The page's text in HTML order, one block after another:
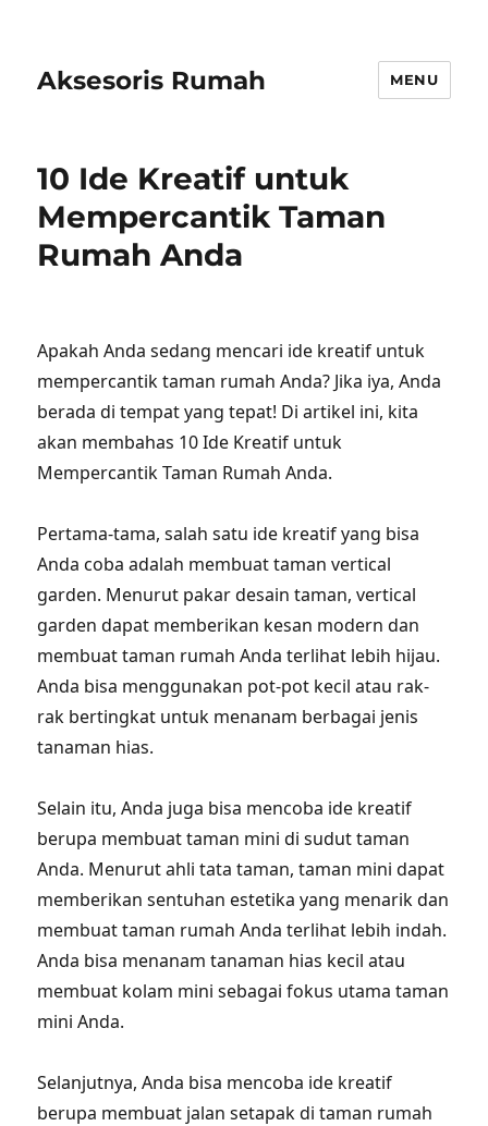
Aksesoris Rumah MENU
10 Ide Kreatif untuk
Mempercantik Taman
Rumah Anda
Apakah Anda sedang mencari ide kreatif untuk
mempercantik taman rumah Anda? Jika iya, Anda
berada di tempat yang tepat! Di artikel ini, kita
akan membahas 10 Ide Kreatif untuk
Mempercantik Taman Rumah Anda.
Pertama-tama, salah satu ide kreatif yang bisa
Anda coba adalah membuat taman vertical
garden. Menurut pakar desain taman, vertical
garden dapat memberikan kesan modern dan
membuat taman rumah Anda terlihat lebih hijau.
Anda bisa menggunakan pot-pot kecil atau rak-
rak bertingkat untuk menanam berbagai jenis
tanaman hias.
Selain itu, Anda juga bisa mencoba ide kreatif
berupa membuat taman mini di sudut taman
Anda. Menurut ahli tata taman, taman mini dapat
memberikan sentuhan estetika yang menarik dan
membuat taman rumah Anda terlihat lebih indah.
Anda bisa menanam tanaman hias kecil atau
membuat kolam mini sebagai fokus utama taman
mini Anda.
Selanjutnya, Anda bisa mencoba ide kreatif
berupa membuat jalan setapak di taman rumah